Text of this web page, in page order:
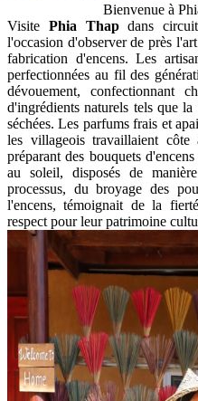
Bienvenue à
Visite Phia Thapdans
l'occasion d'observer de près
fabrication d'encens. Les
perfectionnées au fil des
dévouement, confectionnant
d'ingrédients naturels tels que
séchées. Les parfums frais et
les villageois travaillaient
préparant des bouquets
au soleil, disposés de
processus, du broyage des
l'encens, témoignait de la
respect pour leur patrimoine